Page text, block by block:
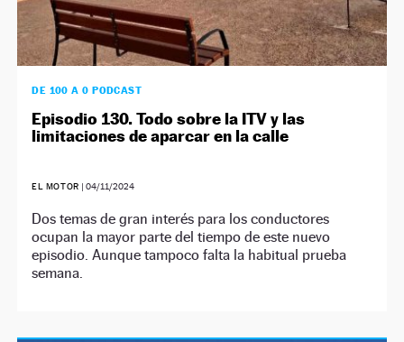
DE 100 A 0 PODCAST
Episodio 130. Todo sobre la ITV y las
limitaciones de aparcar en la calle
EL MOTOR | 04/11/2024
Dos temas de gran interés para los conductores
ocupan la mayor parte del tiempo de este nuevo
episodio. Aunque tampoco falta la habitual prueba
semana.